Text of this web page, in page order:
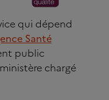
qui dépend
Santé
public
chargé